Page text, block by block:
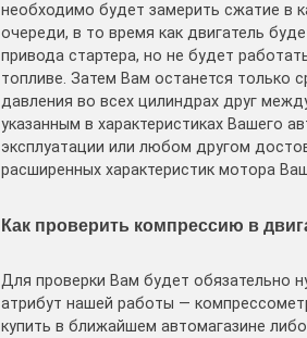
необходимо будет замерить сжатие в
очереди, в то время как двигатель
привода стартера, но не будет
топливе. Затем Вам останется только
давления во всех цилиндрах друг
указанным в характеристиках Вашего
эксплуатации или любом другом
расширенных характеристик мотора
Как проверить компрессию в
Для проверки Вам будет обязательно
атрибут нашей работы —
купить в ближайшем автомагазине